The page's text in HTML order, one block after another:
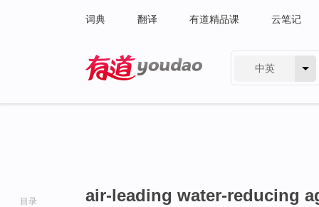
词典 翻译 有道精品课 云笔记
中英
目录 air-leading water-reducing